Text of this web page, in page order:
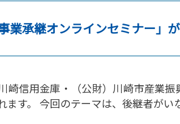
事業承継オンラインセミナー」
崎信用金庫・（公財）川崎市産業
ます。 今回のテーマは、後継者が